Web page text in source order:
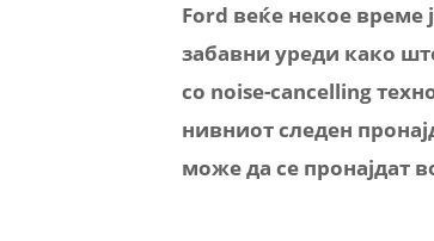
Ford веќе некое време
забавни уреди како
со noise-cancelling
нивниот следен
може да се пронајдат